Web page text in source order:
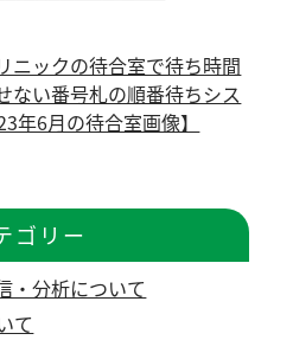
ニックの待合室で待ち時間
ない番号札の順番待ちシス
年6月の待合室画像】
ゴリー
・分析について
て